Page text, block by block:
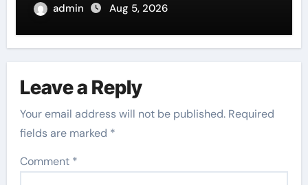
admin
Aug 5, 2026
Leave a Reply
Your email address will not be published. Required
fields are marked *
Comment *